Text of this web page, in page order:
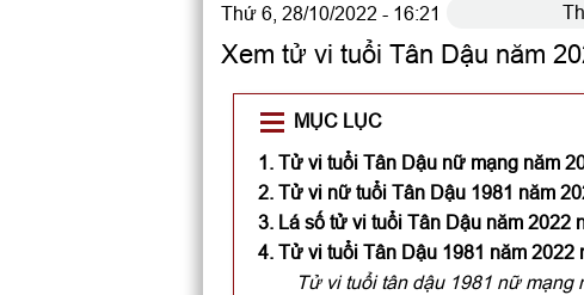
Thứ 6, 28/10/2022 - 16:21
Xem tử vi tuổi Tân Dậu năm
MỤC LỤC
1. Tử vi tuổi Tân Dậu nữ mạng năm
2. Tử vi nữ tuổi Tân Dậu 1981 năm
3. Lá số tử vi tuổi Tân Dậu năm 2022
4. Tử vi tuổi Tân Dậu 1981 năm
Tử vi tuổi tân dậu 1981 nữ mạng